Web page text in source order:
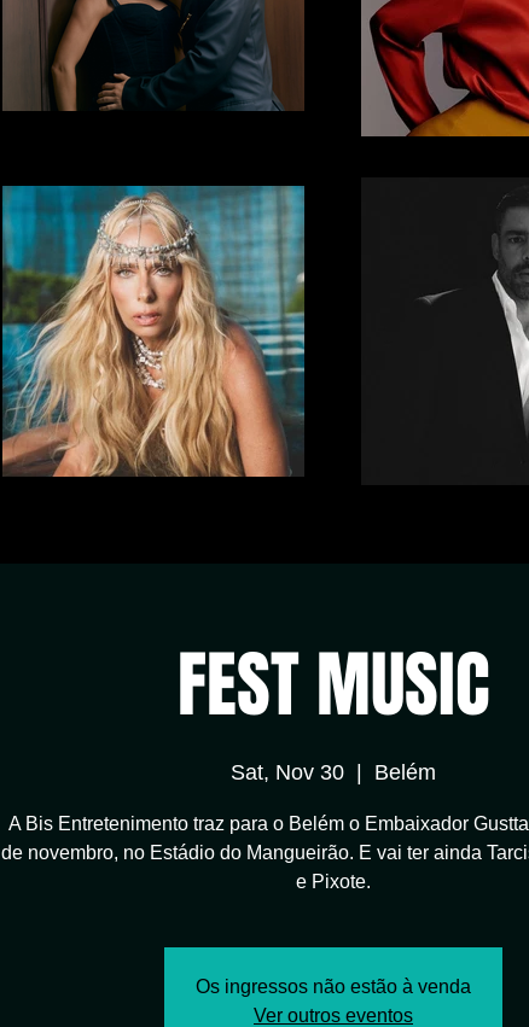
FEST MUSIC
Sat, Nov 30 Belém
A Bis Entretenimento traz para o Belém o Embaixador
de novembro, no Estádio do Mangueirão. E vai ter ainda
e Pixote.
Os ingressos não estão à venda
Ver outros eventos